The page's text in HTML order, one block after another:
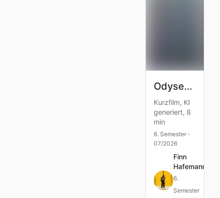
OdyseeAI 2028
Kurzfilm, KI
generiert, 8
min
6. Semester -
07/2026
Finn
Hafemann
6.
Semester